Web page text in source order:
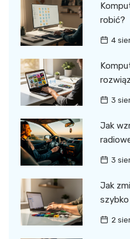
robić?
4
3
Jak
3
Jak
2